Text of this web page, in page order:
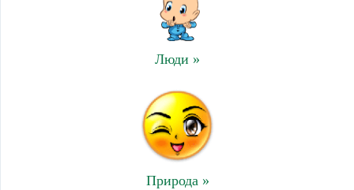
Люди »
Природа »